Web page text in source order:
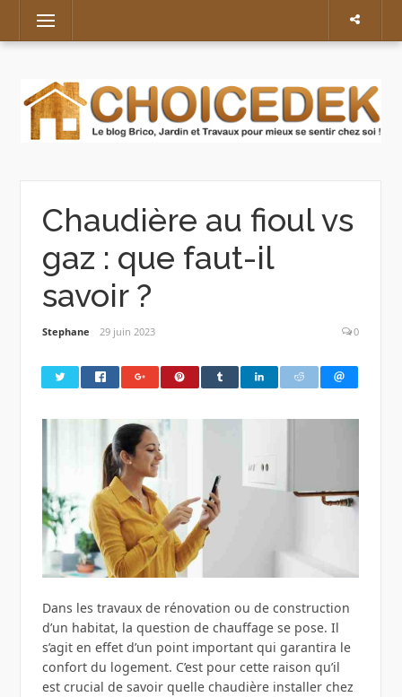
content
Menu
Chaudière au fioul vs
gaz : que faut-il
savoir ?
Stephane 29 juin 2023 0
Dans les travaux de rénovation ou de construction
d’un habitat, la question de chauffage se pose. Il
s’agit en effet d’un point important qui garantira le
confort du logement. C’est pour cette raison qu’il
est crucial de savoir quelle chaudière installer chez